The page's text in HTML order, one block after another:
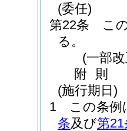
(委任)
第22条
こ
る。
(一部
附 則
(施行期日)
1
この条例
条及び第21